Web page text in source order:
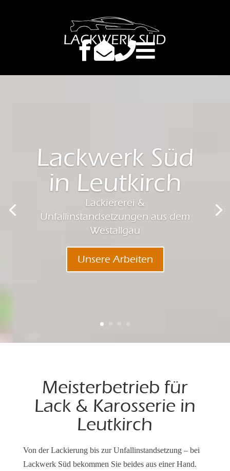

Lackwerk Süd
in Leutkirch
Lackiererei &
Unfallinstandsetzungen aus dem
Westallgäu
Unsere Arbeiten
Meisterbetrieb für
Lack & Karosserie in
Leutkirch
Von der Lackierung bis zur Unfallinstandsetzung – bei
Lackwerk Süd bekommen Sie beides aus einer Hand.